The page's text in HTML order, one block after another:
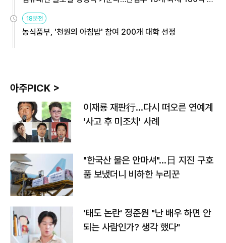
원
18분전
농식품부, '천원의 아침밥' 참여 200개 대학 선정
아주PICK >
이재룡 재판行…다시 떠오른 연예계
'사고 후 미조치' 사례
"한국산 물은 안마셔"…日 지진 구호
품 보냈더니 비하한 누리꾼
'태도 논란' 정준원 "난 배우 하면 안
되는 사람인가? 생각 했다"